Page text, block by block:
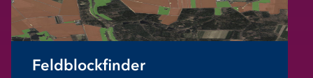
Feldblockfinder